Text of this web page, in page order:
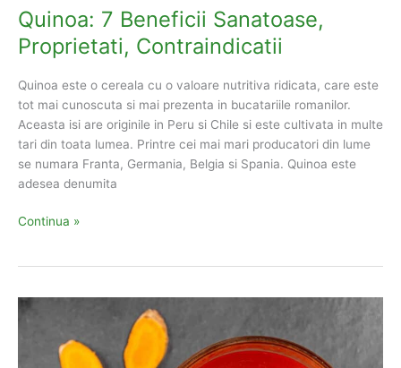
8
Beneficii
Necunoscute
Quinoa: 7 Beneficii Sanatoase,
Proprietati, Contraindicatii
Quinoa este o cereala cu o valoare nutritiva ridicata, care este
tot mai cunoscuta si mai prezenta in bucatariile romanilor.
Aceasta isi are originile in Peru si Chile si este cultivata in multe
tari din toata lumea. Printre cei mai mari producatori din lume
se numara Franta, Germania, Belgia si Spania. Quinoa este
adesea denumita
Quinoa:
Proprietati,
Contraindicatii
Continua »